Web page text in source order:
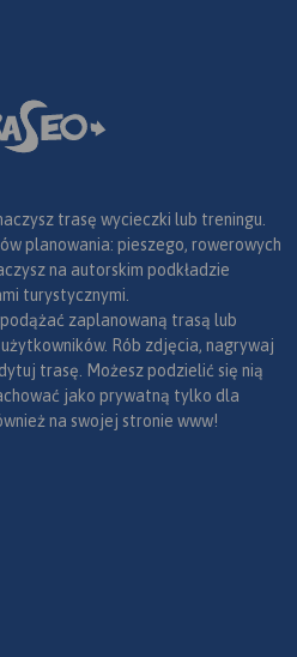
trasę wycieczki lub treningu.
planowania: pieszego, rowerowych
na autorskim podkładzie
turystycznymi.
zaplanowaną trasą lub
Rób zdjęcia, nagrywaj
trasę. Możesz podzielić się nią
jako prywatną tylko dla
na swojej stronie www!